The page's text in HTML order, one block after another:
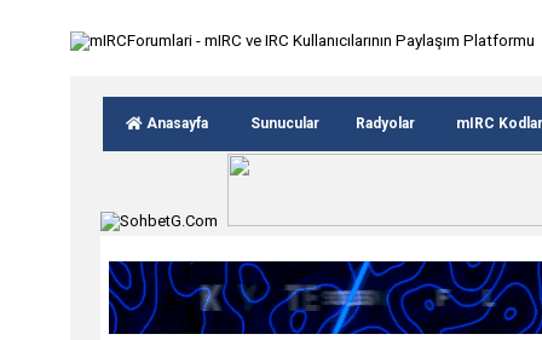
Anasayfa Sunucular Radyolar mIRC Kodlar